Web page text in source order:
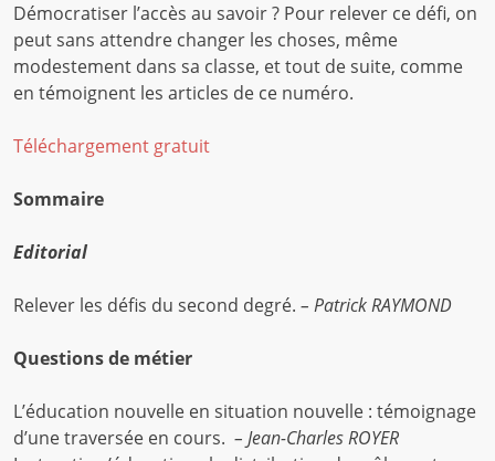
Démocratiser l’accès au savoir ? Pour relever ce défi, on
peut sans attendre changer les choses, même
modestement dans sa classe, et tout de suite, comme
en témoignent les articles de ce numéro.
Téléchargement gratuit
Sommaire
Editorial
Relever les défis du second degré. – Patrick RAYMOND
Questions de métier
L’éducation nouvelle en situation nouvelle : témoignage
d’une traversée en cours. – Jean-Charles ROYER